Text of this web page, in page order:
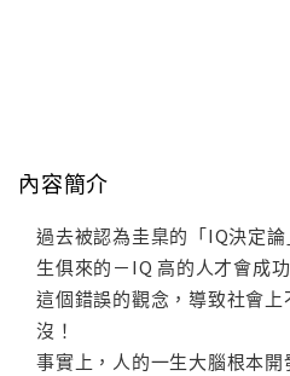
內容簡介
過去被認為圭臬的「IQ決定
生俱來的－IQ 高的人才會成功
這個錯誤的觀念，導致社會
沒！
事實上，人的一生大腦根本